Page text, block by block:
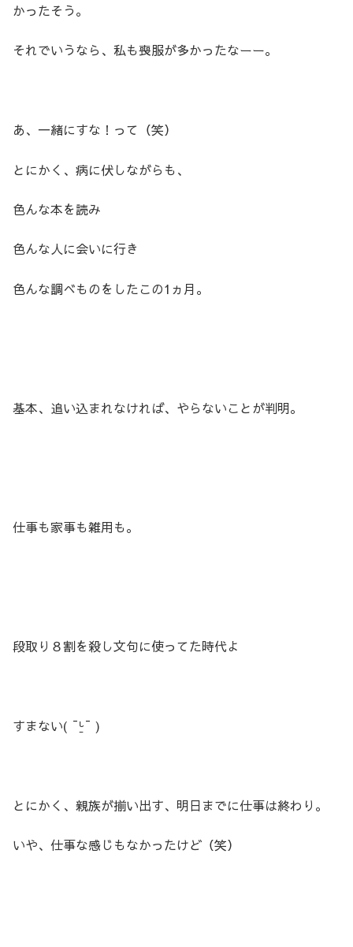
かったそう。
それでいうなら、私も喪服が多かったなーー。
あ、一緒にすな！って（笑）
とにかく、病に伏しながらも、
色んな本を読み
色んな人に会いに行き
色んな調べものをしたこの1ヵ月。
基本、追い込まれなければ、やらないことが判明。
仕事も家事も雑用も。
段取り８割を殺し文句に使ってた時代よ
すまない( ¯ᒡ̱¯ )
とにかく、親族が揃い出す、明日までに仕事は終わり。
いや、仕事な感じもなかったけど（笑）